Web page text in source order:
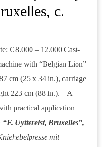
c.
€ 8.000 – 12.000 Cast-
with “Belgian Lion”
cm (25 x 34 in.), carriage
223 cm (88 in.). – A
practical application.
Uytterelst, Bruxelles”,
mit